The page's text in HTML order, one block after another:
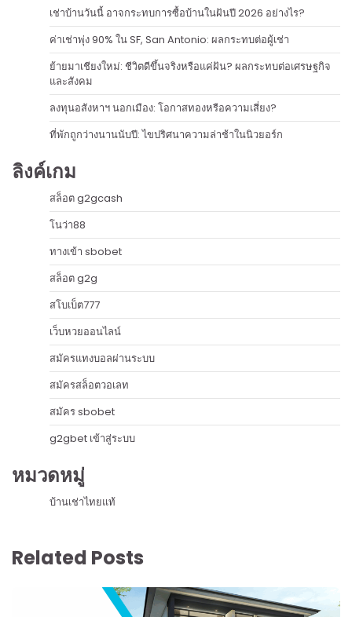
เช่าบ้านวันนี้ อาจกระทบการซื้อบ้านในฝันปี 2026 อย่างไร?
ค่าเช่าพุ่ง 90% ใน SF, San Antonio: ผลกระทบต่อผู้เช่า
ย้ายมาเชียงใหม่: ชีวิตดีขึ้นจริงหรือแค่ฝัน? ผลกระทบต่อเศรษฐกิจ
และสังคม
ลงทุนอสังหาฯ นอกเมือง: โอกาสทองหรือความเสี่ยง?
ที่พักถูกว่างนานนับปี: ไขปริศนาความล่าช้าในนิวยอร์ก
ลิงค์เกม
สล็อต g2gcash
โนว่า88
ทางเข้า sbobet
สล็อต g2g
สโบเบ็ต777
เว็บหวยออนไลน์
สมัครแทงบอลผ่านระบบ
สมัครสล็อตวอเลท
สมัคร sbobet
g2gbet เข้าสู่ระบบ
หมวดหมู่
บ้านเช่าไทยแท้
Related Posts